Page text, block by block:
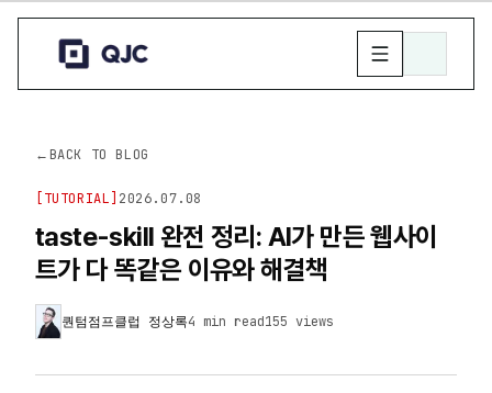
← BACK TO BLOG
TUTORIAL 2026.07.08
taste-skill 완전 정리: AI가 만든 웹사이
트가 다 똑같은 이유와 해결책
퀀텀점프클럽 정상록4 min read155 views